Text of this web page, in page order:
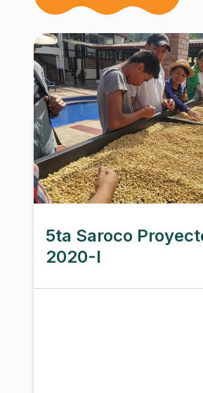
5ta Saroco
2020-I